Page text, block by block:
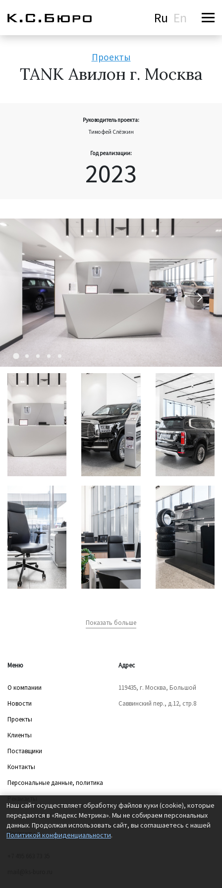
Ru En
Проекты
TANK Авилон г. Москва
Руководитель проекта:
Тимофей Слёзкин
Год реализации:
2023
Показать больше
Меню
О компании
Новости
Проекты
Клиенты
Поставщики
Контакты
Персональные данные, политика
Адрес
119435, г. Москва, Большой
Саввинский пер., д.12, стр.8
Контакты
Наш сайт осуществляет обработку файлов куки (cookie), которые
передаются в «Яндекс Метрика». Мы не собираем персональных
данных. Продолжая использовать сайт, вы соглашаетесь с нашей
Политикой конфиденциальности.